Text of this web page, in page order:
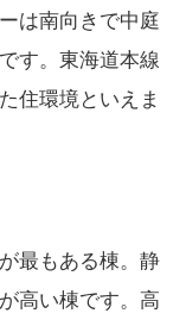
は南向きで中庭
す。東海道本線
住環境といえま
最もある棟。静
高い棟です。高